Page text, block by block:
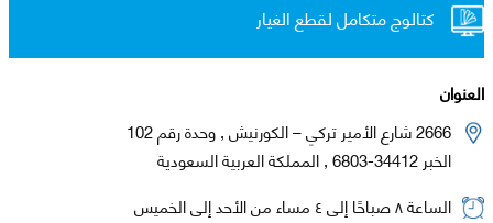
كتالوج متكامل لقطع الغيار
العنوان
2666 شارع الأمير تركي – الكورنيش , وحدة رقم 102
الخبر 34412-6803 , المملكة العربية السعودية
الساعة ٨ صباحًا إلى ٤ مساء من الأحد إلى الخميس